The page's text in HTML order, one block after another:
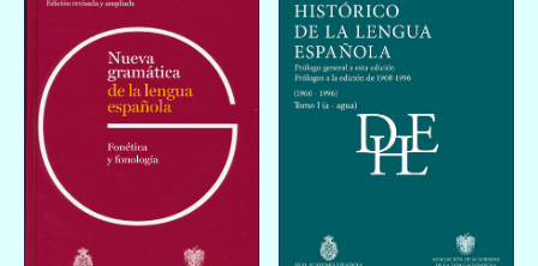
カートへ進む